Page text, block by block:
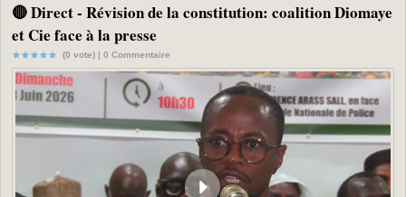
🔴 Direct - Révision de la constitution: coalition Diomaye
et Cie face à la presse
(0 vote) | 0 Commentaire